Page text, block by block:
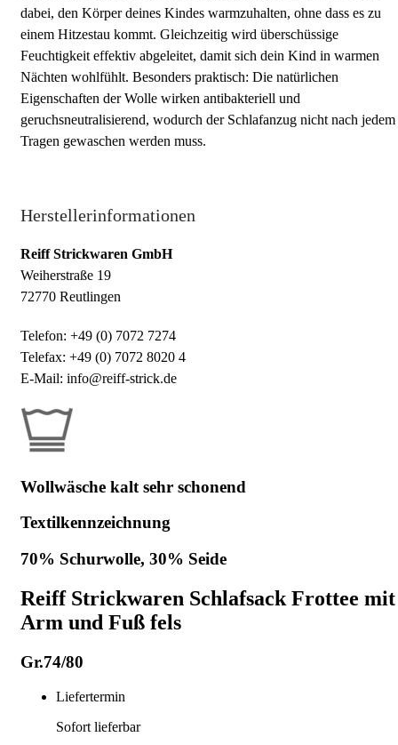
dabei, den Körper deines Kindes warmzuhalten, ohne dass es zu
einem Hitzestau kommt. Gleichzeitig wird überschüssige
Feuchtigkeit effektiv abgeleitet, damit sich dein Kind in warmen
Nächten wohlfühlt. Besonders praktisch: Die natürlichen
Eigenschaften der Wolle wirken antibakteriell und
geruchsneutralisierend, wodurch der Schlafanzug nicht nach jedem
Tragen gewaschen werden muss.
Herstellerinformationen
Reiff Strickwaren GmbH
Weiherstraße 19
72770 Reutlingen
Telefon: +49 (0) 7072 7274
Telefax: +49 (0) 7072 8020 4
E-Mail: info@reiff-strick.de
Wollwäsche kalt sehr schonend
Textilkennzeichnung
70% Schurwolle, 30% Seide
Reiff Strickwaren Schlafsack Frottee mit
Arm und Fuß fels
Gr.74/80
Liefertermin
Sofort lieferbar